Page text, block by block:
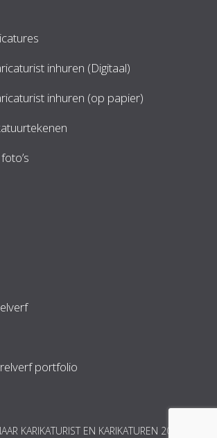
inhuren (Digitaal)
inhuren (op papier)
portfolio
KARIKATURIST EN KARIKATUREN 2026.